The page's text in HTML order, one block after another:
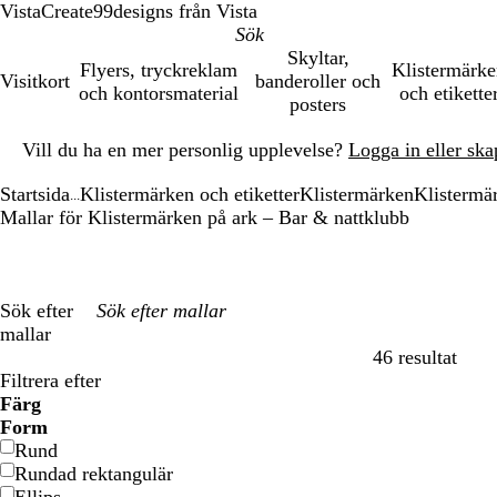
VistaCreate99designs från Vista
Visitkort
Flyers, tryckreklam
och kontorsmaterial
Skyltar,
banderoller och
posters
och
Vill du ha en mer personlig upplevelse? Logga in eller
1
Startsida Klistermärken och etiketterKlistermärken
Mallar för Klistermärken på ark – Bar & nattklubb
Sök efter
mallar
46 resultat
Filter
Filtrera efter
Färg
B
l
å
B
l
å
G
r
ö
G
r
ö
G
u
l
G
u
l
o
r
a
o
r
a
R
ö
d
R
ö
d
G
r
å
G
r
å
V
i
t
V
i
t
S
v
a
S
v
a
B
r
u
B
r
u
K
r
ä
K
r
ä
L
i
l
L
i
l
R
o
s
R
o
s
Form
Rund
Rundad rektangulär